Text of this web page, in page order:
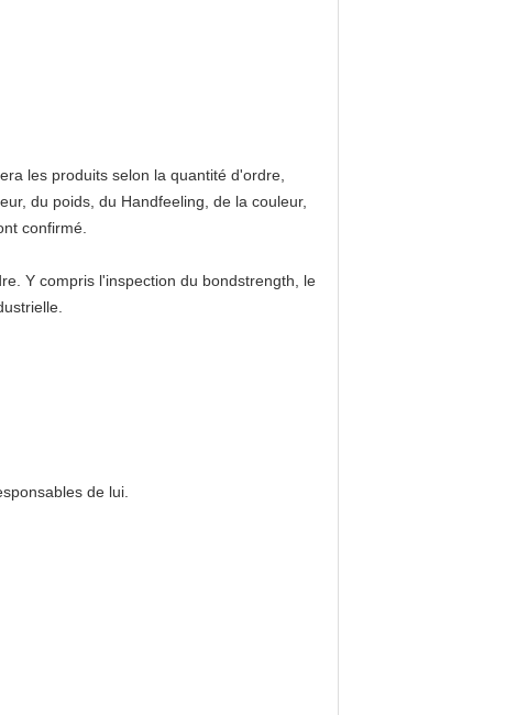
les produits selon la quantité d'ordre,
du poids, du Handfeeling, de la couleur,
confirmé.
Y compris l'inspection du bondstrength, le
de lui.